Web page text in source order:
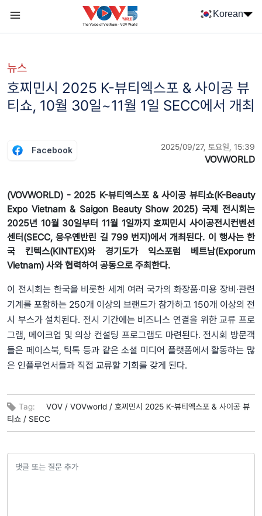
Korean
뉴스
호찌민시 2025 K-뷰티엑스포 & 사이공 뷰
티쇼, 10월 30일~11월 1일 SECC에서 개최
Facebook 2025/09/27, 토요일, 15:39
VOVWORLD
(VOVWORLD) - 2025 K-뷰티엑스포 & 사이공 뷰티쇼(K-Beauty
Expo Vietnam & Saigon Beauty Show 2025) 국제 전시회는
2025년 10월 30일부터 11월 1일까지 호찌민시 사이공전시컨벤션
센터(SECC, 응우옌반린 길 799 번지)에서 개최된다. 이 행사는 한
국 킨텍스(KINTEX)와 경기도가 익스포럼 베트남(Exporum
Vietnam) 사와 협력하여 공동으로 주최한다.
이 전시회는 한국을 비롯한 세계 여러 국가의 화장품·미용 장비·관련
기계를 포함하는 250개 이상의 브랜드가 참가하고 150개 이상의 전
시 부스가 설치된다. 전시 기간에는 비즈니스 연결을 위한 교류 프로
그램, 메이크업 및 의상 컨설팅 프로그램도 마련된다. 전시회 방문객
들은 페이스북, 틱톡 등과 같은 소셜 미디어 플랫폼에서 활동하는 많
은 인플루언서들과 직접 교류할 기회를 갖게 된다.
Tag: VOV / VOVworld / 호찌민시 2025 K-뷰티엑스포 & 사이공 뷰
티쇼 / SECC